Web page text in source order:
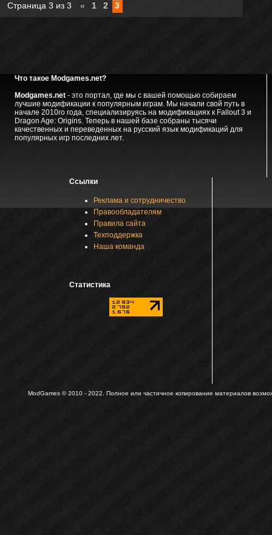
Страница 3 из 3 « 1 2 3
Что такое Modgames.net?
Modgames.net- это портал, где мы с вашей помощью собираем
лучшие модификации к популярным играм. Мы начали свой путь в
начале 2010го года, специализируясь на модификациях к Fallout 3 и
Dragon Age: Origins. Теперь в нашей базе собраны тысячи
качественных и переведенных на русский язык модификаций для
популярных игр последних лет.
Ссылки
Реклама и сотрудничество
Правообладателям
Правила сайта
Техподдержка
Наша команда
Статистика
ModGames © 2010 - 2022. Полное или частичное копирование материалов